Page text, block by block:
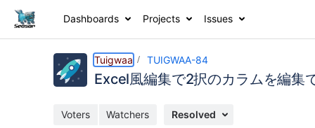
Dashboards Projects Issues
Tuigwaa TUIGWAA-84
Excel風編集で2択のカラムを編集
Voters Watchers Resolved